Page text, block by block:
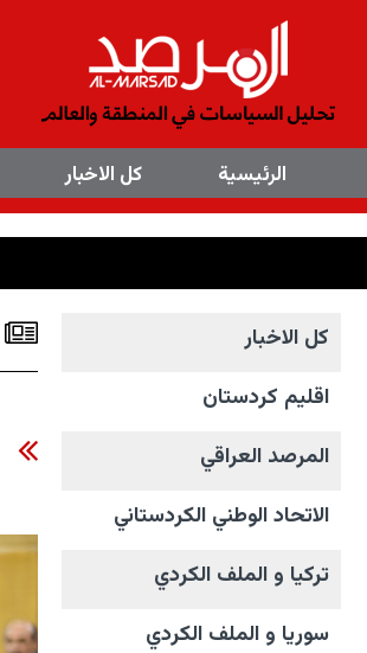
الرئیسیة کل الاخبار
×
کل الاخبار
اقليم كردستان
المرصد العراقي
الاتحاد الوطني الکردستاني
تركيا و الملف الکردي
سوريا و الملف الکردي